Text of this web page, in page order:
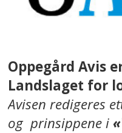
Oppegård Avis
Landslaget for
Avisen redigeres
og prinsippene i